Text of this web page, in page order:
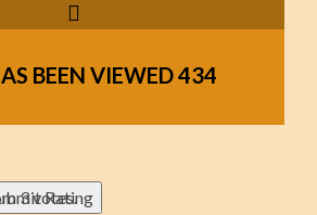
BEEN VIEWED434
Rating
3 votes.